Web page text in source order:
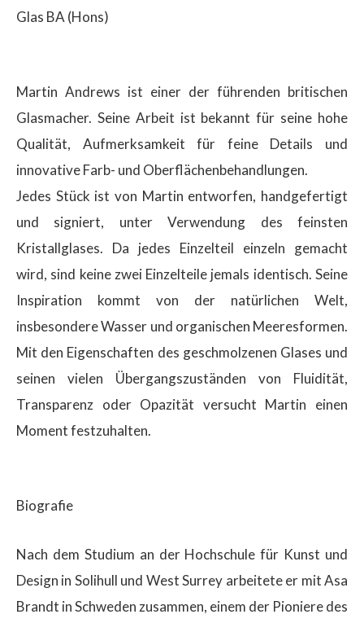
Glas BA (Hons)
Martin Andrews ist einer der führenden britischen
Glasmacher. Seine Arbeit ist bekannt für seine hohe
Qualität, Aufmerksamkeit für feine Details und
innovative Farb- und Oberflächenbehandlungen.
Jedes Stück ist von Martin entworfen, handgefertigt
und signiert, unter Verwendung des feinsten
Kristallglases. Da jedes Einzelteil einzeln gemacht
wird, sind keine zwei Einzelteile jemals identisch. Seine
Inspiration kommt von der natürlichen Welt,
insbesondere Wasser und organischen Meeresformen.
Mit den Eigenschaften des geschmolzenen Glases und
seinen vielen Übergangszuständen von Fluidität,
Transparenz oder Opazität versucht Martin einen
Moment festzuhalten.
Biografie
Nach dem Studium an der Hochschule für Kunst und
Design in Solihull und West Surrey arbeitete er mit Asa
Brandt in Schweden zusammen, einem der Pioniere des